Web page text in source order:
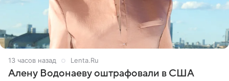
13 часов назад Lenta.Ru
Алену Водонаеву оштрафовали в США